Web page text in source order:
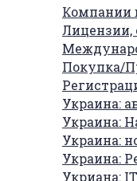
Компании
Лицензии,
Покупка/
Украина:
Украина:
Украина:
Украина:
Укриана: